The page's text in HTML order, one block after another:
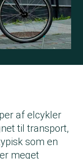
af elcykler
til transport,
som en
meget